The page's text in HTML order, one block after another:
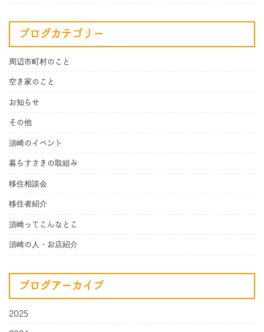
ブログカテゴリー
周辺市町村のこと
空き家のこと
お知らせ
その他
須崎のイベント
暮らすさきの取組み
移住相談会
移住者紹介
須崎ってこんなとこ
須崎の人・お店紹介
ブログアーカイブ
2025